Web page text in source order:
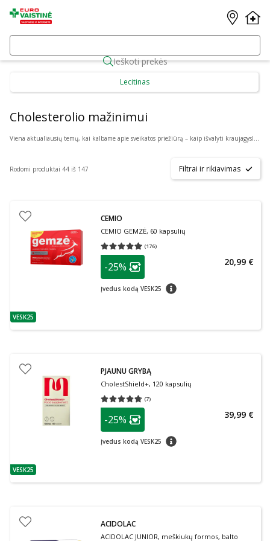
Ieškoti prekės
Lecitinas
Cholesterolio mažinimui
Viena aktualiausių temų, kai kalbame apie sveikatos priežiūrą – kaip išvalyti kraujagysles nuo cholesterolio ir sumažinti jo kiekį. Tam Eurovaistine.lt siūlo puikią galimybę internetu pirkti kokybiškus ACONITUM, ATEROLIP, BIOFARMACIJA, MOLLERS, ŠVF ir kitų gamintojų maisto papildus, padedančius reguliuoti cholesterolio kiekį. Turime tik suaugusiems, suaugusiems ir paaugliams, suaugusiems ir vaikams bei net nėščiosioms ar žindančioms moterims specialiai pritaikytus produktus.
Rodomi produktai 44 iš 147 Filtrai ir rikiavimas
patarimas
VESK25
CEMIO
CEMIO GEMZĖ, 60 kapsulių
(176)
Vidutinis įvertinimas 4.97
patarimas
Lojalumo klubo narių nuolaida
-25%
Įvedus kodą VESK25 patarimas
20,99 €
patarimas
VESK25
PJAUNU GRYBĄ
CholestShield+, 120 kapsulių
(7)
Vidutinis įvertinimas 4.71
patarimas
Lojalumo klubo narių nuolaida
-25%
Įvedus kodą VESK25 patarimas
39,99 €
ACIDOLAC
ACIDOLAC JUNIOR, meškiukų formos, balto